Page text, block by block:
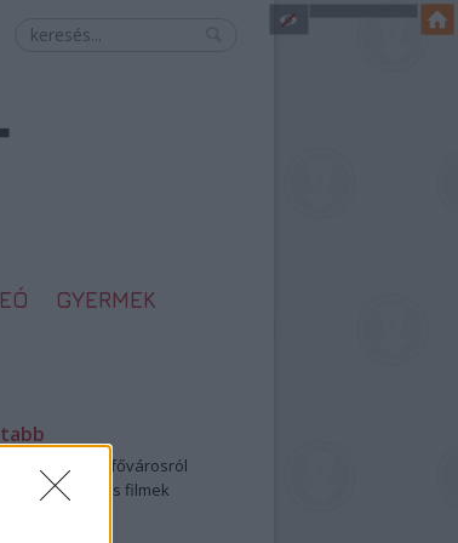
GYERMEK
a néptelen fővárosról
szerelmes filmek